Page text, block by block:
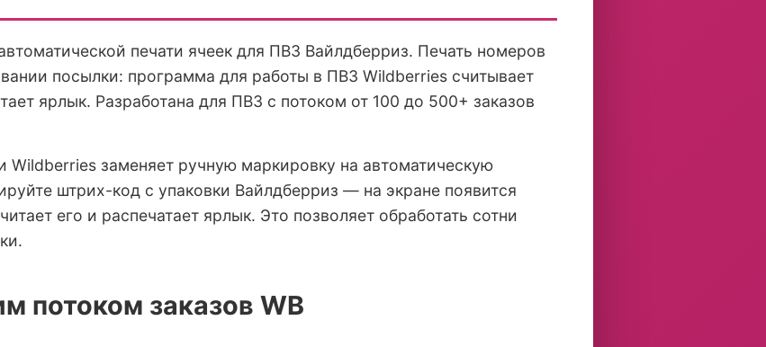
печати ячеек для ПВЗ Вайлдберриз. Печать номеров
посылки: программа для работы в ПВЗ Wildberries считывает
ярлык. Разработана для ПВЗ с потоком от 100 до 500+ заказов
Wildberries заменяет ручную маркировку на автоматическую
штрих-код с упаковки Вайлдберриз — на экране появится
его и распечатает ярлык. Это позволяет обработать сотни
потоком заказов WB